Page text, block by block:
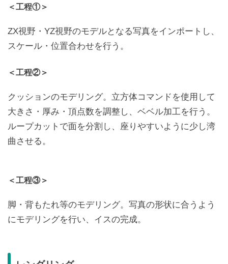
＜工程①＞
ZX視野・YZ視野のモデルとなる写真をインポートし、
スケール・位置合わせを行う。
＜工程②＞
クッションのモデリング。立方体コマンドを使用して
大きさ・厚み・頂点数を調整し、ベベル加工を行う。
ループカットで面を分割し、座りやすいように少し湾
曲させる。
＜工程③＞
脚・背もたれ等のモデリング。写真の形状に合うよう
にモデリングを行い、イスの完成。